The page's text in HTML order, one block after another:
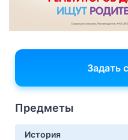
Задать
Предметы
История